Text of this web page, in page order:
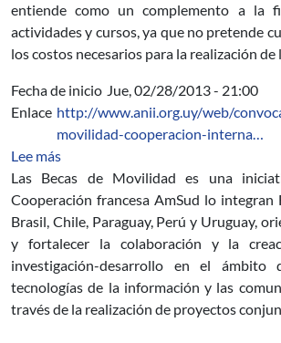
entiende como un complemento a la
actividades y cursos, ya que no pretende
los costos necesarios para la realización de
Fecha de inicio Jue, 02/28/2013 - 21:00
Enlace http://www.anii.org.uy/web/
movilidad-cooperacion-interna…
Lee mássobre Becas de Movilidad
Las Becas de Movilidad es una
Cooperación francesa AmSud lo integran
Brasil, Chile, Paraguay, Perú y Uruguay,
y fortalecer la colaboración y la
investigación-desarrollo en el ámbito
tecnologías de la información y las
través de la realización de proyectos